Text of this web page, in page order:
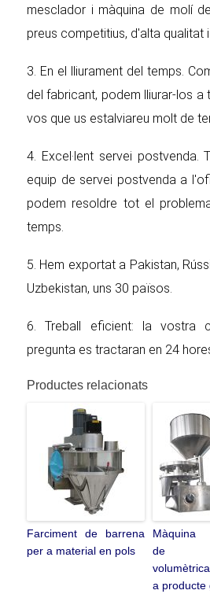
mesclador i màquina de molí
preus competitius, d'alta qualitat
3. En el lliurament del temps.
del fabricant, podem lliurar-los a
vos que us estalviareu molt de
4. Excel·lent servei postvenda.
equip de servei postvenda a
podem resoldre tot el
temps.
5. Hem exportat a Pakistan,
Uzbekistan, uns 30 països.
6. Treball eficient: la vostra
pregunta es tractaran en 24
Productes relacionats
Farciment de barrena
per a material en pols
Màquina
de
a producte